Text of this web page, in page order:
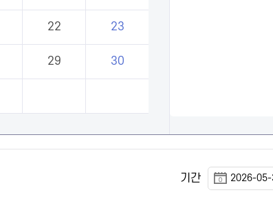
22 23
29 30
기간